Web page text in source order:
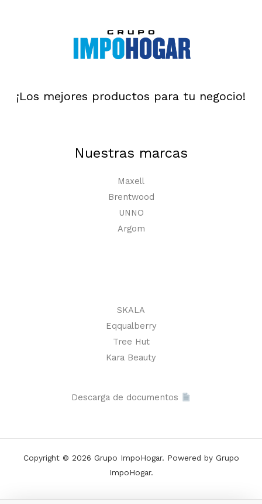
¡Los mejores productos para tu negocio!
Nuestras marcas
Maxell
Brentwood
UNNO
Argom
SKALA
Eqqualberry
Tree Hut
Kara Beauty
Descarga de documentos
Copyright © 2026 Grupo ImpoHogar. Powered by Grupo
ImpoHogar.